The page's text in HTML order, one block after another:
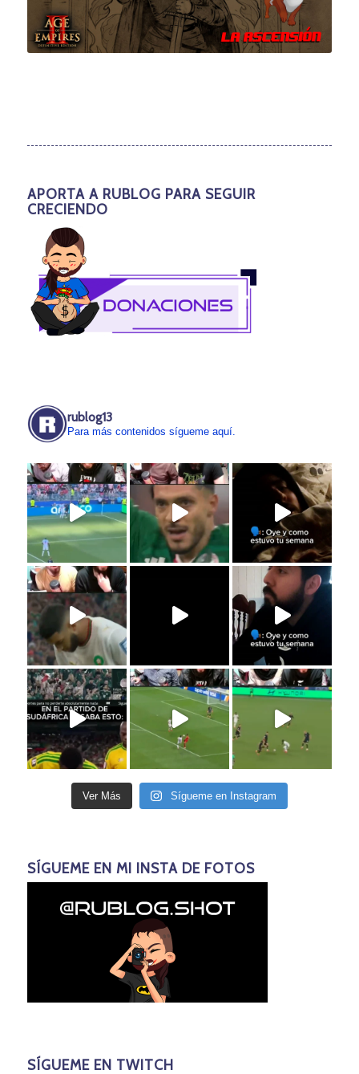
APORTA A RUBLOG PARA SEGUIR
CRECIENDO
rublog13
Para más contenidos sígueme aquí.
Ver Más Sígueme en Instagram
SÍGUEME EN MI INSTA DE FOTOS
SÍGUEME EN TWITCH